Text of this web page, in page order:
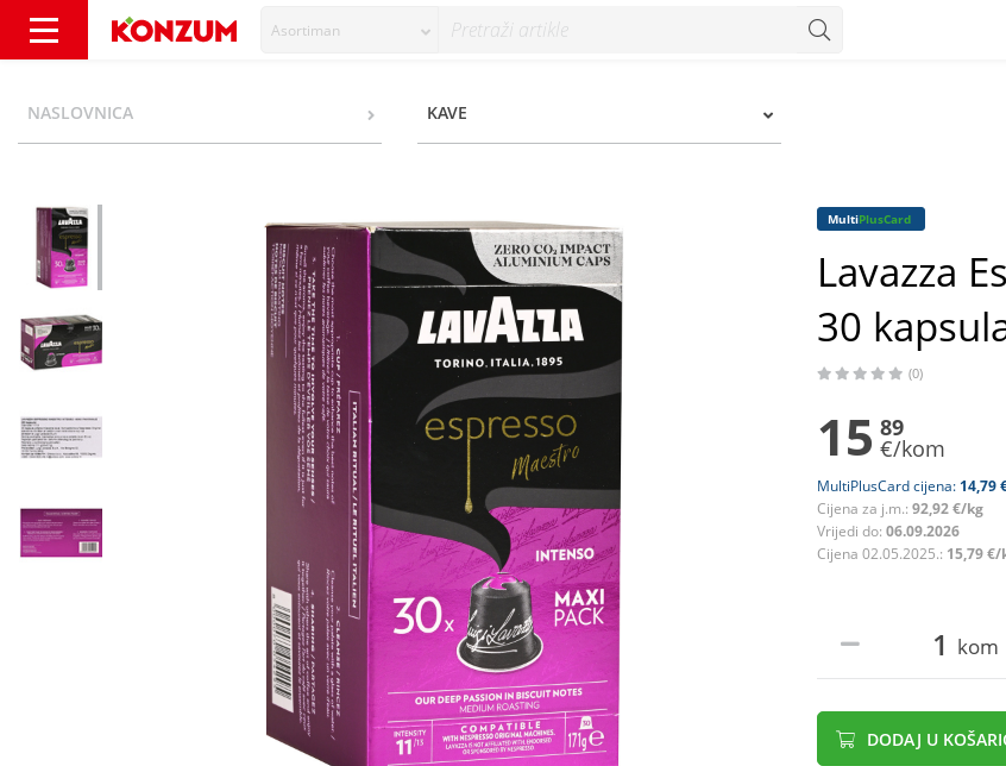
Asortiman
NASLOVNICA KAVE
MultiPlusCard
Lavazza
30
(0)
15 89
€/kom
MultiPlusCard cijena: 14,79
Cijena za j.m.: 92,92 €/kg
Vrijedi do: 06.09.2026
Cijena 02.05.2025.: 15,79 €/
kom
DODAJ U